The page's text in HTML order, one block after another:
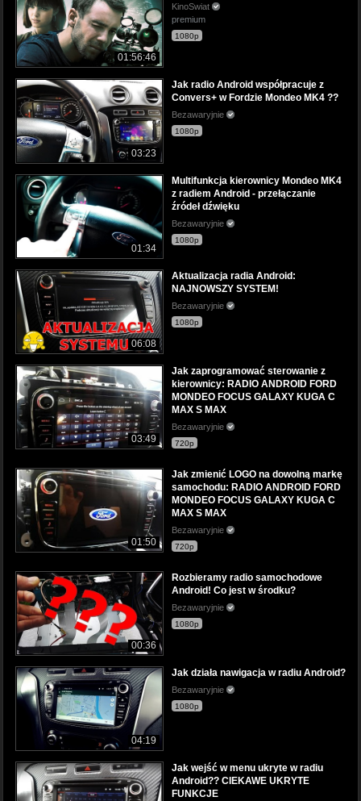
01:56:46
KinoSwiat
premium
1080p
03:23
Jak radio Android współpracuje z
Convers+ w Fordzie Mondeo MK4 ??
Bezawaryjnie
1080p
01:34
Multifunkcja kierownicy Mondeo MK4
z radiem Android - przełączanie
źródeł dźwięku
Bezawaryjnie
1080p
06:08
Aktualizacja radia Android:
NAJNOWSZY SYSTEM!
Bezawaryjnie
1080p
03:49
Jak zaprogramować sterowanie z
kierownicy: RADIO ANDROID FORD
MONDEO FOCUS GALAXY KUGA C
MAX S MAX
Bezawaryjnie
720p
01:50
Jak zmienić LOGO na dowolną markę
samochodu: RADIO ANDROID FORD
MONDEO FOCUS GALAXY KUGA C
MAX S MAX
Bezawaryjnie
720p
00:36
Rozbieramy radio samochodowe
Android! Co jest w środku?
Bezawaryjnie
1080p
04:19
Jak działa nawigacja w radiu Android?
Bezawaryjnie
1080p
Jak wejść w menu ukryte w radiu
Android?? CIEKAWE UKRYTE
FUNKCJE